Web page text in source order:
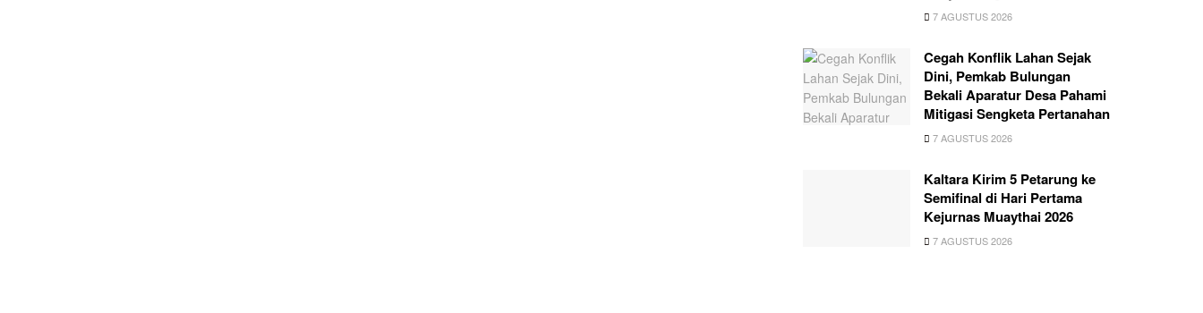
7 AGUSTUS 2026
Cegah Konflik Lahan Sejak
Dini, Pemkab Bulungan
Bekali Aparatur Desa Pahami
Mitigasi Sengketa Pertanahan
7 AGUSTUS 2026
Kaltara Kirim 5 Petarung ke
Semifinal di Hari Pertama
Kejurnas Muaythai 2026
7 AGUSTUS 2026